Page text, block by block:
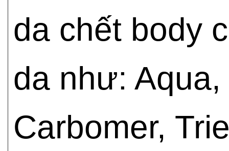
da chết body
da như:
Carbomer,